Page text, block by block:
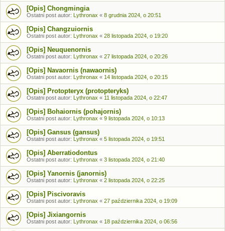
[Opis] Chongmingia
Ostatni post autor: Lythronax « 8 grudnia 2024, o 20:51
[Opis] Changzuiornis
Ostatni post autor: Lythronax « 28 listopada 2024, o 19:20
[Opis] Neuquenornis
Ostatni post autor: Lythronax « 27 listopada 2024, o 20:26
[Opis] Navaornis (nawaornis)
Ostatni post autor: Lythronax « 14 listopada 2024, o 20:15
[Opis] Protopteryx (protopteryks)
Ostatni post autor: Lythronax « 11 listopada 2024, o 22:47
[Opis] Bohaiornis (pohajornis)
Ostatni post autor: Lythronax « 9 listopada 2024, o 10:13
[Opis] Gansus (gansus)
Ostatni post autor: Lythronax « 5 listopada 2024, o 19:51
[Opis] Aberratiodontus
Ostatni post autor: Lythronax « 3 listopada 2024, o 21:40
[Opis] Yanornis (janornis)
Ostatni post autor: Lythronax « 2 listopada 2024, o 22:25
[Opis] Piscivoravis
Ostatni post autor: Lythronax « 27 października 2024, o 19:09
[Opis] Jixiangornis
Ostatni post autor: Lythronax « 18 października 2024, o 06:56